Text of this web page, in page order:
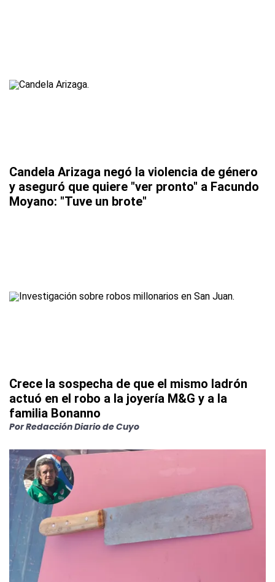
Candela Arizaga negó la violencia de género
y aseguró que quiere "ver pronto" a Facundo
Moyano: "Tuve un brote"
Crece la sospecha de que el mismo ladrón
actuó en el robo a la joyería M&G y a la
familia Bonanno
PorRedacción Diario de Cuyo